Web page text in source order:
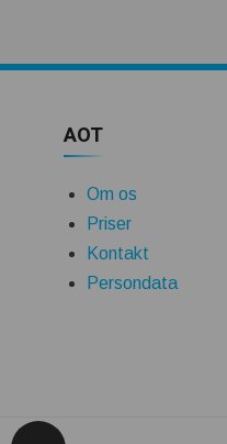
AOT
Om os
Priser
Kontakt
Persondata